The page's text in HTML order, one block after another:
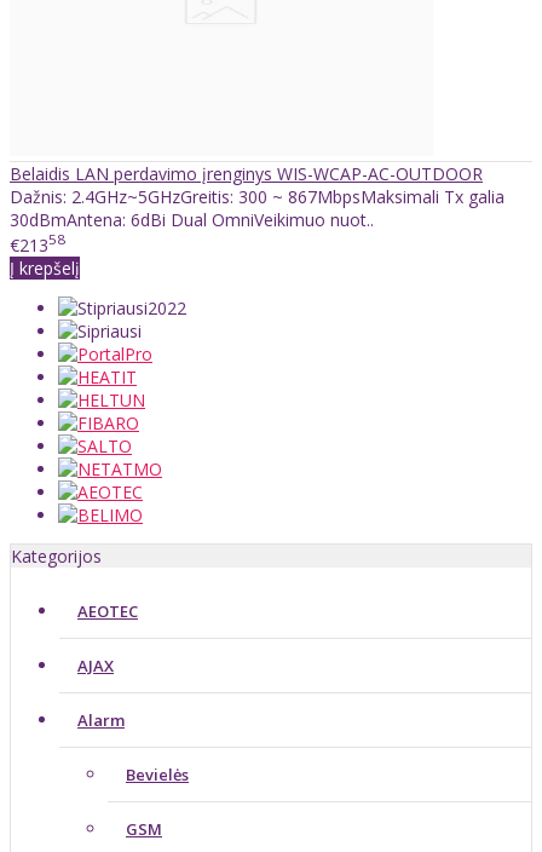
Belaidis LAN perdavimo įrenginys WIS-WCAP-AC-OUTDOOR
Dažnis: 2.4GHz~5GHzGreitis: 300 ~ 867MbpsMaksimali Tx galia
30dBmAntena: 6dBi Dual OmniVeikimuo nuot..
€21358
Į krepšelį
Kategorijos
AEOTEC
AJAX
Alarm
Bevielės
GSM